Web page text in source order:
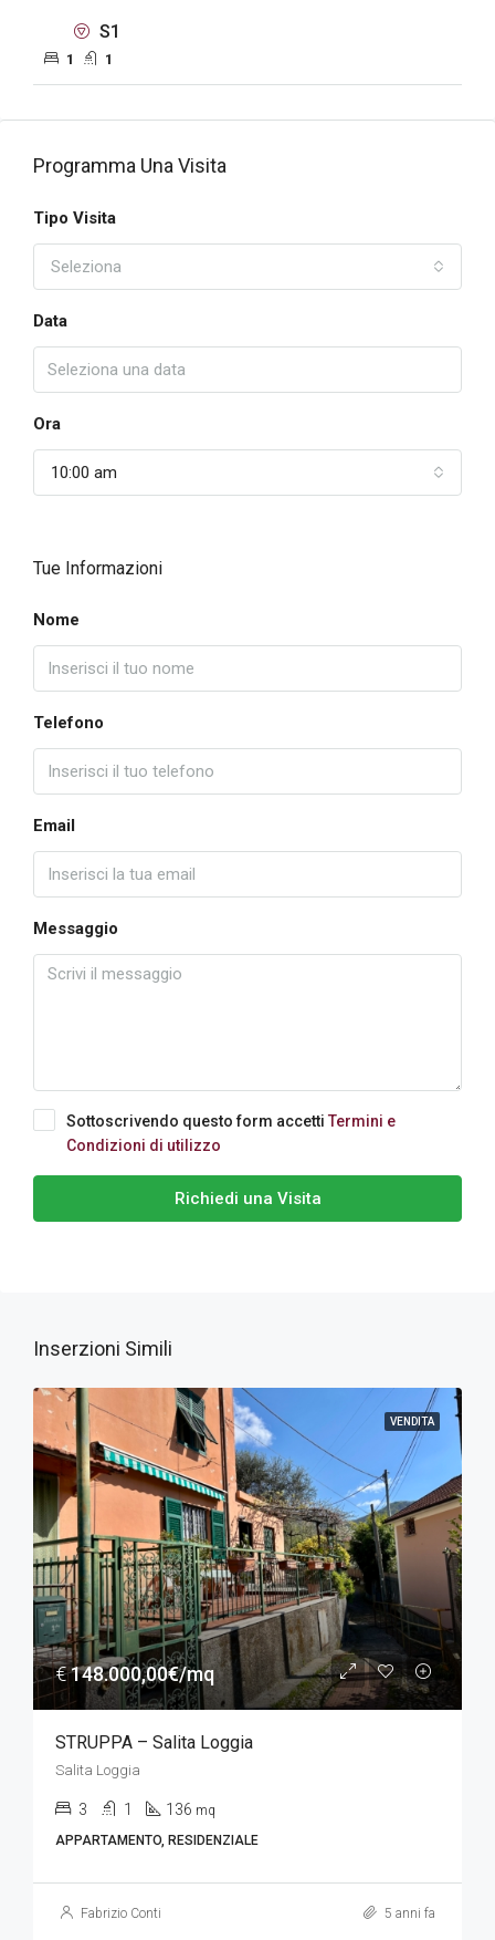
S1
1 1
Programma Una Visita
Tipo Visita
Seleziona
Data
Ora
10:00 am
Tue Informazioni
Nome
Telefono
Email
Messaggio
Sottoscrivendo questo form accetti Termini e
Condizioni di utilizzo
Richiedi una Visita
Inserzioni Simili
VENDITA
€148.000,00€/mq
STRUPPA – Salita Loggia
Salita Loggia
3 1 136 mq
APPARTAMENTO, RESIDENZIALE
Fabrizio Conti 5 anni fa